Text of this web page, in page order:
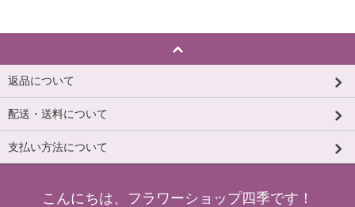
返品について
配送・送料について
支払い方法について
こんにちは、フラワーショップ四季です！